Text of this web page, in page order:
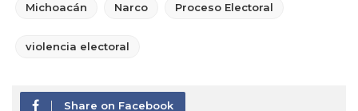
Michoacán Narco Proceso Electoral
violencia electoral
Share on Facebook